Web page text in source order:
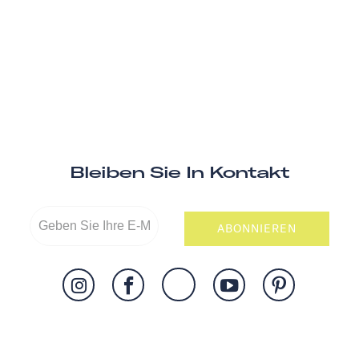
Bleiben Sie In Kontakt
ABONNIEREN